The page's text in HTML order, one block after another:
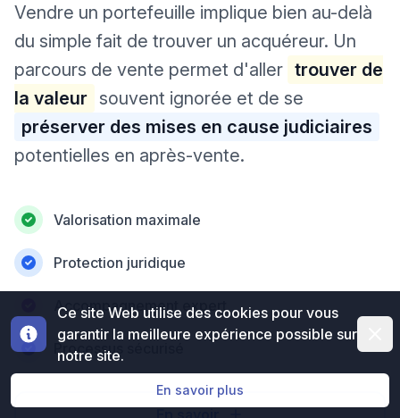
Vendre un portefeuille implique bien au-delà
du simple fait de trouver un acquéreur. Un
parcours de vente permet d'aller trouver de
la valeur souvent ignorée et de se
préserver des mises en cause judiciaires
potentielles en après-vente.
Valorisation maximale
Protection juridique
Accompagnement expert
Processus sécurisé
Ce site Web utilise des cookies pour vous
garantir la meilleure expérience possible sur
notre site.
En savoir plus